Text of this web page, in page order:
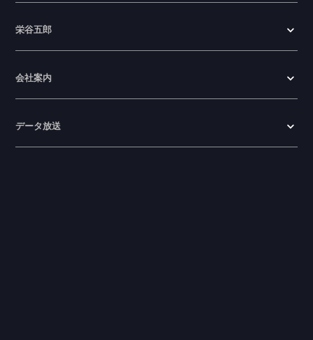
栄谷五郎
会社案内
データ放送